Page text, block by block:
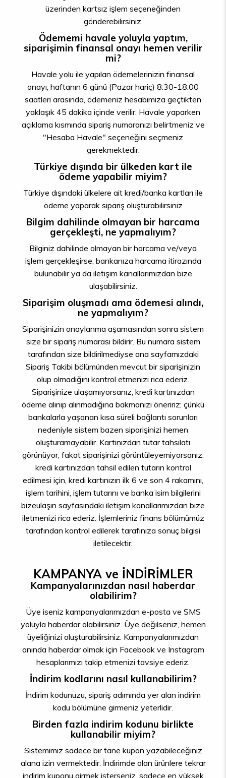
üzerinden kartsız işlem seçeneğinden
gönderebilirsiniz.
Ödememi havale yoluyla yaptım,
siparişimin finansal onayı hemen verilir
mi?
Havale yolu ile yapılan ödemelerinizin finansal
onayı, haftanın 6 günü (Pazar hariç) 8:30-18:00
saatleri arasında, ödemeniz hesabımıza geçtikten
yaklaşık 45 dakika içinde verilir. Havale yaparken
açıklama kısmında sipariş numaranızı belirtmeniz ve
"Hesaba Havale" seçeneğini seçmeniz
gerekmektedir.
Türkiye dışında bir ülkeden kart ile
ödeme yapabilir miyim?
Türkiye dışındaki ülkelere ait kredi/banka kartları ile
ödeme yaparak sipariş oluşturabilirsiniz
Bilgim dahilinde olmayan bir harcama
gerçekleşti, ne yapmalıyım?
Bilginiz dahilinde olmayan bir harcama ve/veya
işlem gerçekleşirse, bankanıza harcama itirazında
bulunabilir ya da iletişim kanallarımızdan bize
ulaşabilirsiniz.
Siparişim oluşmadı ama ödemesi alındı,
ne yapmalıyım?
Siparişinizin onaylanma aşamasından sonra sistem
size bir sipariş numarası bildirir. Bu numara sistem
tarafından size bildirilmediyse ana sayfamızdaki
Sipariş Takibi bölümünden mevcut bir siparişinizin
olup olmadığını kontrol etmenizi rica ederiz.
Siparişinize ulaşamıyorsanız, kredi kartınızdan
ödeme alınıp alınmadığına bakmanızı öneririz; çünkü
bankalarla yaşanan kısa süreli bağlantı sorunları
nedeniyle sistem bazen siparişinizi hemen
oluşturamayabilir. Kartınızdan tutar tahsilatı
görünüyor, fakat siparişinizi görüntüleyemiyorsanız,
kredi kartınızdan tahsil edilen tutarın kontrol
edilmesi için, kredi kartınızın ilk 6 ve son 4 rakamını,
işlem tarihini, işlem tutarını ve banka isim bilgilerini
bizeulaşın sayfasındaki iletişim kanallarımızdan bize
iletmenizi rica ederiz. İşlemleriniz finans bölümümüz
tarafından kontrol edilerek tarafınıza sonuç bilgisi
iletilecektir.
KAMPANYA ve İNDİRİMLER
Kampanyalarınızdan nasıl haberdar
olabilirim?
Üye iseniz kampanyalarımızdan e-posta ve SMS
yoluyla haberdar olabilirsiniz. Üye değilseniz, hemen
üyeliğinizi oluşturabilirsiniz. Kampanyalarımızdan
anında haberdar olmak için Facebook ve Instagram
hesaplarımızı takip etmenizi tavsiye ederiz.
İndirim kodlarını nasıl kullanabilirim?
İndirim kodunuzu, sipariş adımında yer alan indirim
kodu bölümüne girmeniz yeterlidir.
Birden fazla indirim kodunu birlikte
kullanabilir miyim?
Sistemimiz sadece bir tane kupon yazabileceğiniz
alana izin vermektedir. İndirimde olan ürünlere tekrar
indirim kuponu girmek isterseniz, sadece en yüksek